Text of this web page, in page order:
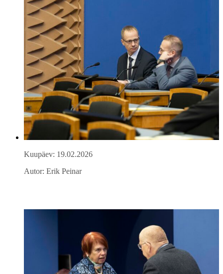
Kuupäev: 19.02.2026
Autor: Erik Peinar